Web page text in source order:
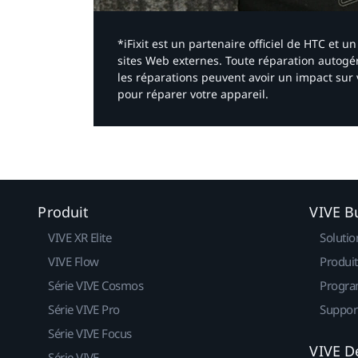
*iFixit est un partenaire officiel de HTC et
sites Web externes. Toute réparation
les réparations peuvent avoir un impact
pour réparer votre appareil.​
Produit
VIVE XR Elite
VIVE Flow
Série VIVE Cosmos
Série VIVE Pro
Série VIVE Focus
VIVE
VIVE